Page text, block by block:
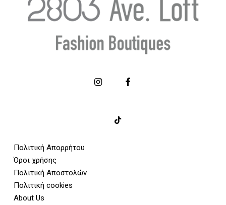
Πολιτική Απορρήτου
Όροι χρήσης
Πολιτική Αποστολών
Πολιτική cookies
About Us